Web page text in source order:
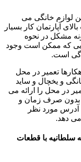
لوازم خانگی می
آپارتمان کار بسیار
مشکل در نحوه
که ممکن است وجود
است.
تعمیر در محل
و یخچال و ساید
در محل را ارائه می
بدون صرف زمان و
آدرس مورد نظر
دهد.
سلطانیه با قطعات